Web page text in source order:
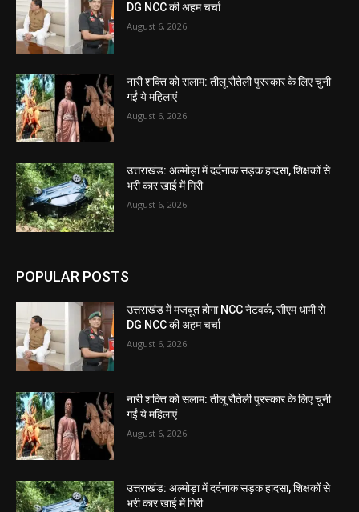
DG NCC की अहम चर्चा
August 6, 2026
नारी शक्ति को सलाम: तीलू रौतेली पुरस्कार के लिए चुनी
गईं ये महिलाएं
August 6, 2026
उत्तराखंड: अल्मोड़ा में दर्दनाक सड़क हादसा, शिक्षकों से
भरी कार खाई में गिरी
August 6, 2026
POPULAR POSTS
उत्तराखंड में मजबूत होगा NCC नेटवर्क, सीएम धामी से
DG NCC की अहम चर्चा
August 6, 2026
नारी शक्ति को सलाम: तीलू रौतेली पुरस्कार के लिए चुनी
गईं ये महिलाएं
August 6, 2026
उत्तराखंड: अल्मोड़ा में दर्दनाक सड़क हादसा, शिक्षकों से
भरी कार खाई में गिरी